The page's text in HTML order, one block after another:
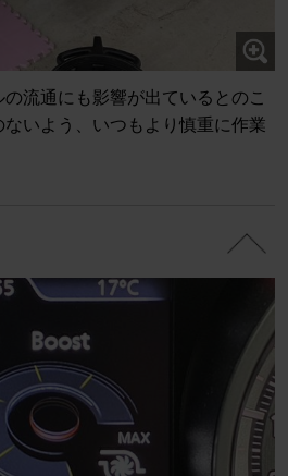
流通にも影響が出ているとのこ
いよう、いつもより慎重に作業